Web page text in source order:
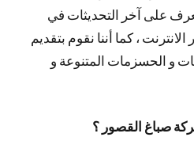
على آخر التحديثات في
، كما أننا نقوم بتقديم
و الحسزمات المتنوعة و
صباغ القصور ؟